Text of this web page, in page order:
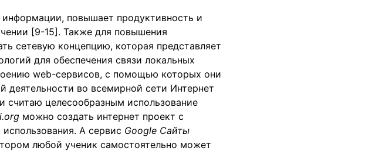
повышает продуктивность и
[9-15]. Также для повышения
сетевую концепцию, которая представляет
для обеспечения связи локальных
web-сервисов, с помощью которых они
деятельности во всемирной сети Интернет
считаю целесообразным использование
.org можно создать интернет проект с
А сервис Google Сайты
любой ученик самостоятельно может